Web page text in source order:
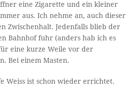
eine Zigarette und ein kleiner
aus. Ich nehme an, auch dieser
Zwischenhalt. Jedenfalls blieb der
Bahnhof fuhr (anders hab ich es
eine kurze Weile vor der
Bei einem Masten.
Weiss ist schon wieder errichtet.